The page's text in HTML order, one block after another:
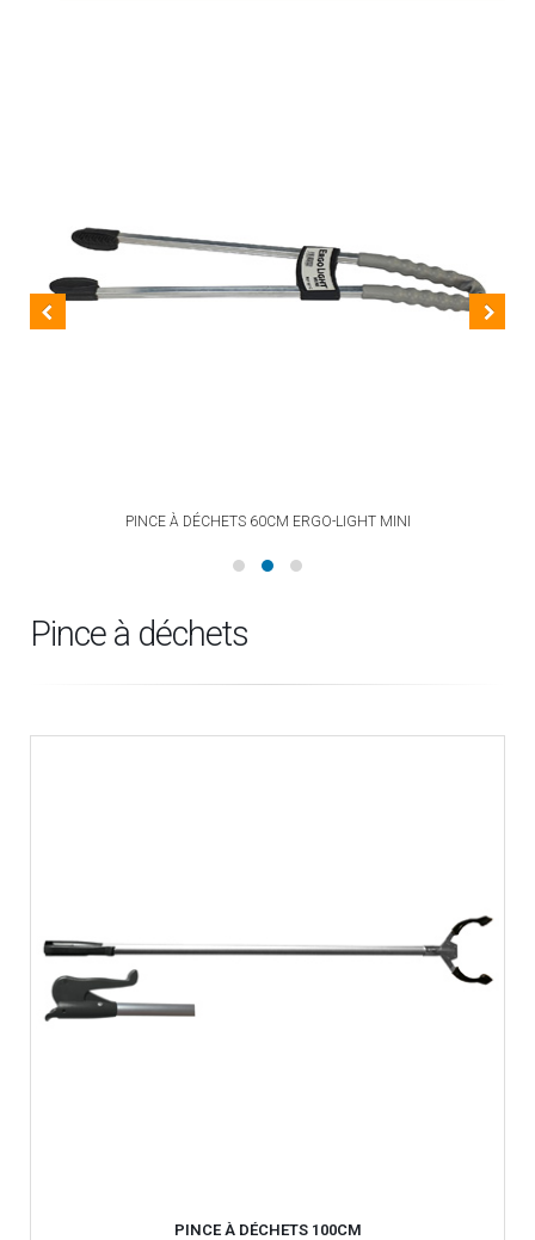
PINCE À DÉCHETS 60CM ERGO-LIGHT MINI
Pince à déchets
PINCE À DÉCHETS 100CM